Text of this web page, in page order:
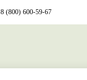
8 (800) 600-59-67